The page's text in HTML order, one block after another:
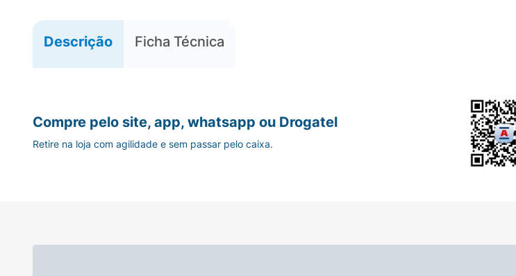
Descrição Ficha Técnica
Compre pelo site, app, whatsapp ou Drogatel
Retire na loja com agilidade e sem passar pelo caixa.